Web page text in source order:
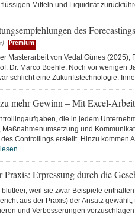
Mitteln und Liquidität
des
Premium
Masterarbeit von Vedat Günes
Dr. Marco Boehle. Noch vor wenigen
schlicht eine Zukunftstechnologie.
mehr Gewinn – Mit Excel-
die in jedem
und
Controllings erstellt. Hinzu kommen
Erpressung durch die
weil sie zwar Beispiele
aus der Praxis) der Ansatz
und Verbesserungen